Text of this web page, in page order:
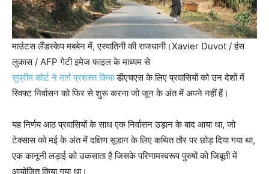
माउंटस लैंडस्केप मबबेन में, एस्वातिनी की राजधानी।Xavier Duvot / हंस
लुकास / AFP गेटी इमेज फाइल के माध्यम से
सुप्रीम कोर्ट ने मार्ग प्रशस्त कियाडीएचएस के लिए प्रवासियों को उन देशों में
स्विफ्ट निर्वासन को फिर से शुरू करना जो जून के अंत में अपने नहीं हैं।
यह निर्णय आठ प्रवासियों के साथ एक निर्वासन उड़ान के बाद आया था, जो
टेक्सास को मई के अंत में दक्षिण सूडान के लिए कथित तौर पर छोड़ दिया गया था,
एक कानूनी लड़ाई को उकसाता है जिसके परिणामस्वरूप पुरुषों को जिबूती में
आयोजित किया गया था।